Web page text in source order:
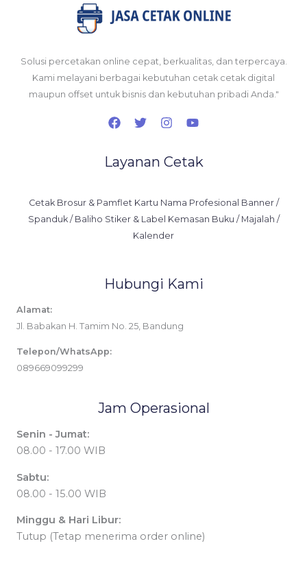
Solusi percetakan online cepat, berkualitas, dan terpercaya.
Kami melayani berbagai kebutuhan cetak cetak digital
maupun offset untuk bisnis dan kebutuhan pribadi Anda."
Layanan Cetak
Cetak Brosur & Pamflet Kartu Nama Profesional Banner /
Spanduk / Baliho Stiker & Label Kemasan Buku / Majalah /
Kalender
Hubungi Kami
Alamat:
Jl. Babakan H. Tamim No. 25, Bandung
Telepon/WhatsApp:
089669099299
Jam Operasional
Senin - Jumat:
08.00 - 17.00 WIB
Sabtu:
08.00 - 15.00 WIB
Minggu & Hari Libur:
Tutup (Tetap menerima order online)